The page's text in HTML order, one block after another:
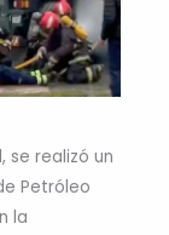
se realizó un
Petróleo
la